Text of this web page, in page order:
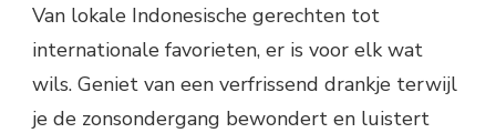
Van lokale Indonesische gerechten tot
internationale favorieten, er is voor elk wat
wils. Geniet van een verfrissend drankje terwijl
je de zonsondergang bewondert en luistert